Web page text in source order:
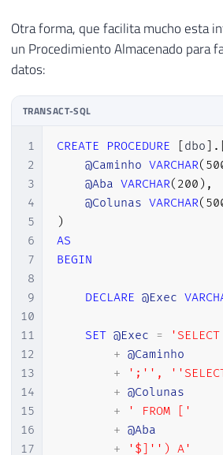
Otra forma, que facilita mucho esta
un Procedimiento Almacenado para
datos:
TRANSACT-SQL
1
2
3
4
5
6
7
8
9
10
11
12
13
14
15
16
17
CREATE PROCEDURE [dbo] .
@Caminho VARCHAR(
@Aba VARCHAR( 200 ) ,
@Colunas VARCHAR(
)
AS
BEGIN
DECLARE @Exec
SET @Exec =
+ @Caminho
+
';'',
+ @Colunas
+
' FROM ['
+ @Aba
+
'$]'') A'